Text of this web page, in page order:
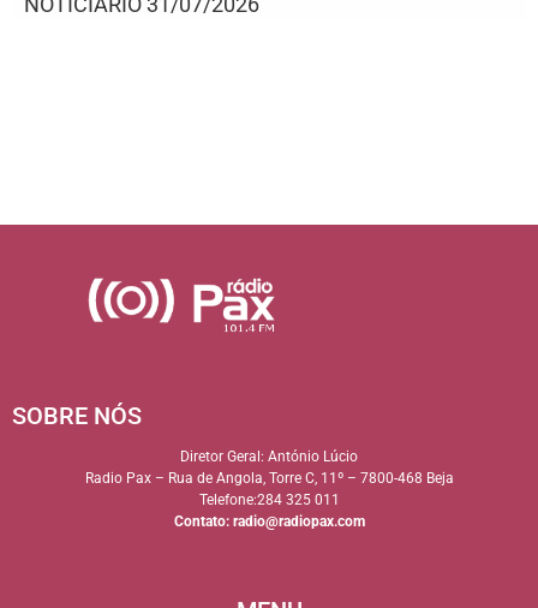
SOBRE NÓS
Diretor Geral: António Lúcio
Radio Pax – Rua de Angola, Torre C, 11º – 7800-468 Beja
Telefone:284 325 011
Contato: radio@radiopax.com